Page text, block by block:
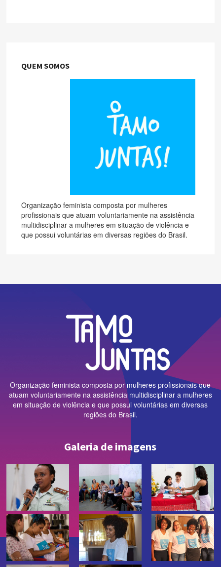
QUEM SOMOS
Organização feminista composta por mulheres
profissionais que atuam voluntariamente na assistência
multidisciplinar a mulheres em situação de violência e
que possui voluntárias em diversas regiões do Brasil.
Organização feminista composta por mulheres profissionais que
atuam voluntariamente na assistência multidisciplinar a mulheres
em situação de violência e que possui voluntárias em diversas
regiões do Brasil.
Galeria de imagens